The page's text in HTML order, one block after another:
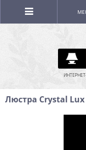
Люстра Crystal Lux